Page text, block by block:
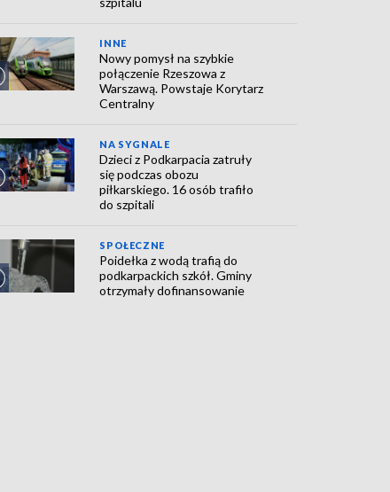
INNE
Nowy pomysł na szybkie
połączenie Rzeszowa z
Warszawą. Powstaje Korytarz
Centralny
NA SYGNALE
Dzieci z Podkarpacia zatruły
się podczas obozu
piłkarskiego. 16 osób trafiło
do szpitali
SPOŁECZNE
Poidełka z wodą trafią do
podkarpackich szkół. Gminy
otrzymały dofinansowanie